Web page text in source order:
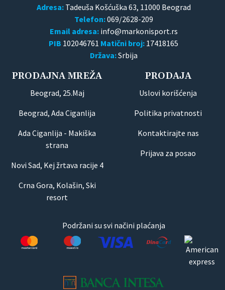
Adresa:Tadeuša Košćuška 63, 11000 Beograd
Telefon:069/2628-209
Email adresa:
PIB 102046761 Matični broj: 17418165
Država:Srbija
PRODAJNA MREŽA
Beograd, 25.Maj
Beograd, Ada Ciganlija
Ada Ciganlija - Makiška
strana
Novi Sad, Kej žrtava racije 4
Crna Gora, Kolašin, Ski
resort
PRODAJA
Uslovi korišćenja
Politika privatnosti
Kontaktirajte nas
Prijava za posao
Podržani su svi načini plaćanja